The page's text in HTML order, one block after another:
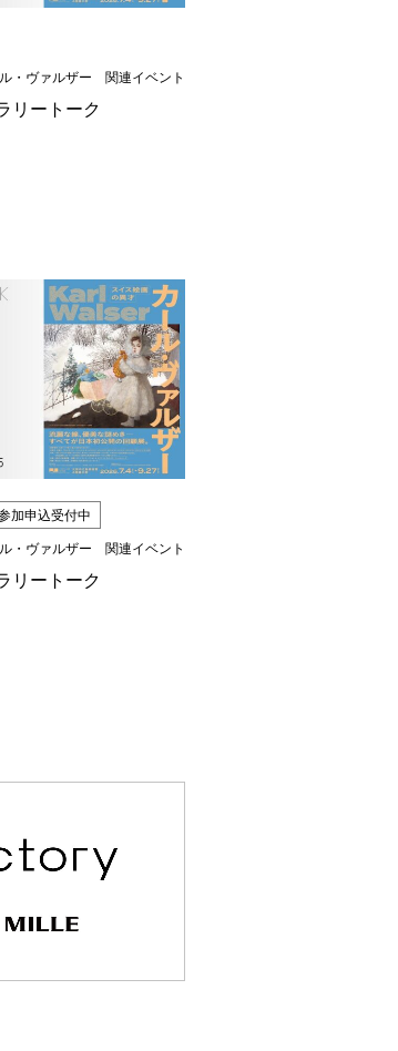
・ヴァルザー 関連イベント
リートーク
加申込受付中
・ヴァルザー 関連イベント
リートーク